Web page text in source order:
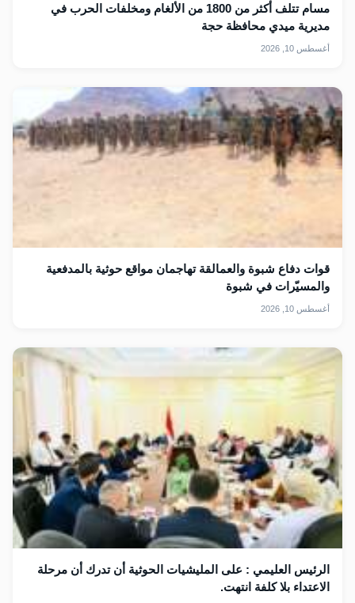
مسام تتلف أكثر من 1800 من الألغام ومخلفات الحرب في
مديرية ميدي محافظة حجة
أغسطس 10, 2026
قوات دفاع شبوة والعمالقة تهاجمان مواقع حوثية بالمدفعية
والمسيّرات في شبوة
أغسطس 10, 2026
الرئيس العليمي : على المليشيات الحوثية أن تدرك أن مرحلة
الاعتداء بلا كلفة انتهت.